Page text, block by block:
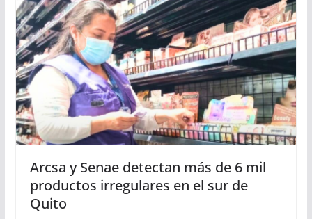
Arcsa y Senae detectan más de 6 mil
productos irregulares en el sur de
Quito